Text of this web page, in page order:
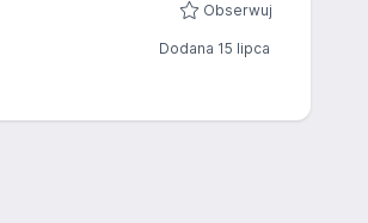
Obserwuj
Dodana 15 lipca